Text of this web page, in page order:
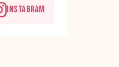
INSTAGRAM